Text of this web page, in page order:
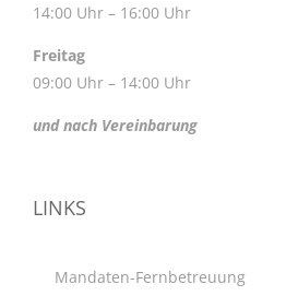
14:00 Uhr – 16:00 Uhr
Freitag
09:00 Uhr – 14:00 Uhr
und nach Vereinbarung
LINKS
Mandaten-Fernbetreuung